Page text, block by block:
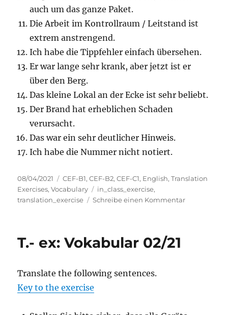
auch um das ganze Paket.
Die Arbeit im Kontrollraum / Leitstand ist
extrem anstrengend.
Ich habe die Tippfehler einfach übersehen.
Er war lange sehr krank, aber jetzt ist er
über den Berg.
Das kleine Lokal an der Ecke ist sehr beliebt.
Der Brand hat erheblichen Schaden
verursacht.
Das war ein sehr deutlicher Hinweis.
Ich habe die Nummer nicht notiert.
Veröffentlicht
am
08/04/2021 Kategorien
CEF-B1,CEF-B2,CEF-C1, English,Translation
Exercises,Vocabulary Schlagwörter
in_class_exercise,
translation_exercise
Schreibe einen Kommentarzu
T.- ex: Vokabular 02/21
Translate the following sentences.
Key to the exercise